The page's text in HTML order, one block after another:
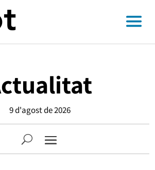
9 d'agost de 2026